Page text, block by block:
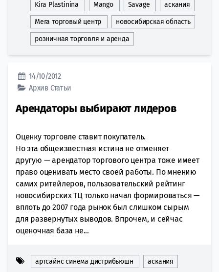
Kira Plastinina Mango Savage аскания
Мега торговый центр новосибирская область
розничная торговля и аренда
14/10/2012
Архив Статьи
Арендаторы выбирают лидеров
Оценку торговле ставит покупатель.
Но эта общеизвестная истина не отменяет
другую — арендатор торгового центра тоже имеет
право оценивать место своей работы. По мнению
самих ритейлеров, пользовательский рейтинг
новосибирских ТЦ только начал формироваться —
вплоть до 2007 года рынок был слишком сырым
для развернутых выводов. Впрочем, и сейчас
оценочная база не...
артсайнс синема дистрибьюшн аскания